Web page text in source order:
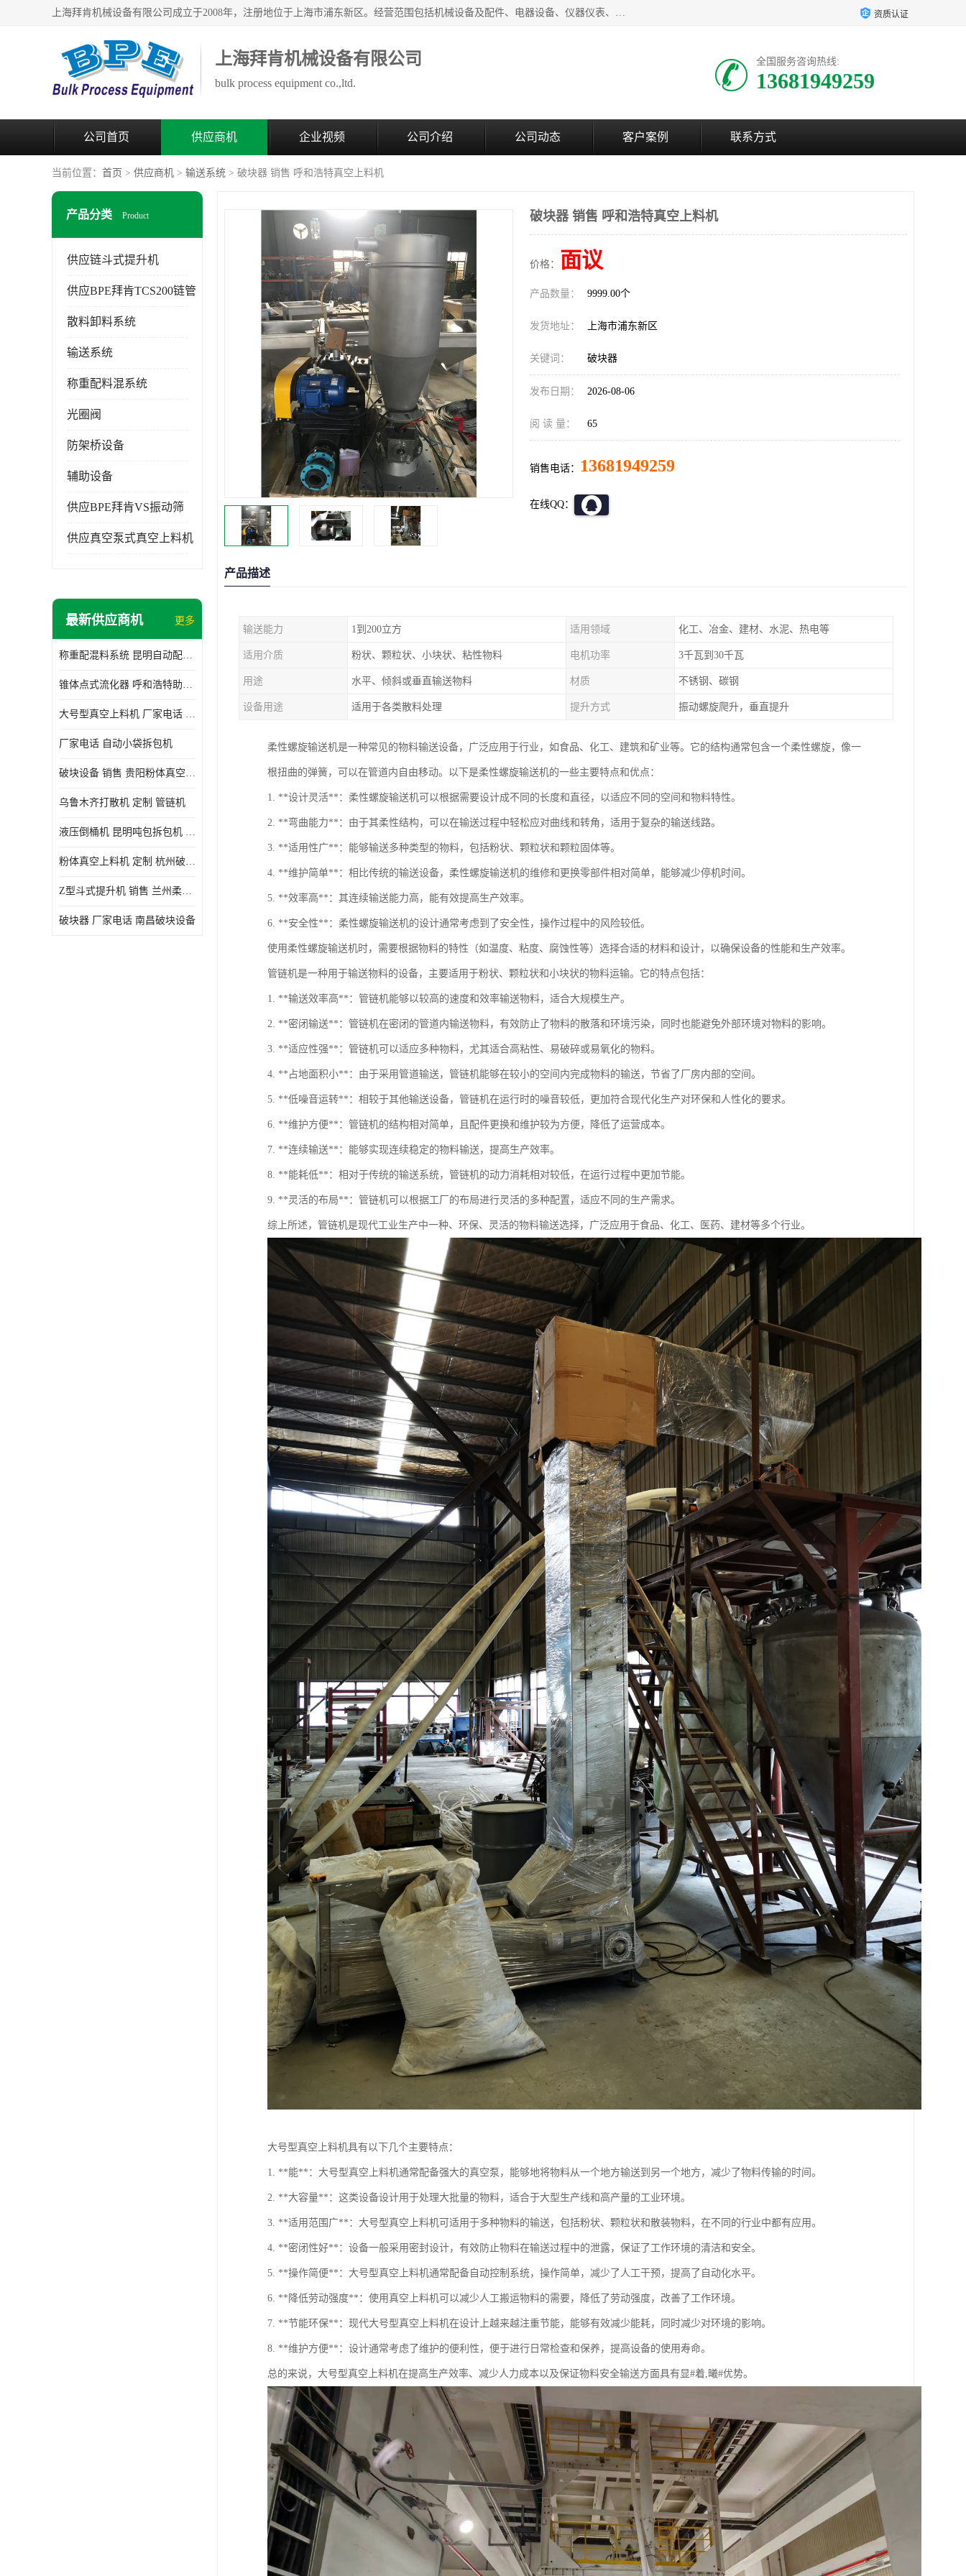
上海拜肯机械设备有限公司成立于2008年，注册地位于上海市浦东新区。经营范围包括机械设备及配件、电器设备、仪器仪表、化工原料及产品、软件及辅助设备，机械设备及配件的制造、加工等；主要产品有：气力输送，小袋倒袋站，吨袋倒袋站，倒桶机，集装箱卸料系统，Z型斗式输送机，螺旋输送机，管链输送机，真空上料机，流化器，配混料系统，软管等。 资质认证
上海拜肯机械设备有限公司
bulk process equipment co.,ltd.
全国服务咨询热线:
13681949259
公司首页 供应商机 企业视频 公司介绍 公司动态 客户案例 联系方式
当前位置： 首页 > 供应商机 > 输送系统 > 破块器 销售 呼和浩特真空上料机
产品分类 Product
供应链斗式提升机
供应BPE拜肯TCS200链管
散料卸料系统
输送系统
称重配料混系统
光圈阀
防架桥设备
辅助设备
供应BPE拜肯VS振动筛
供应真空泵式真空上料机
最新供应商机 更多
称重配混料系统 昆明自动配料系统 厂家电话
锥体点式流化器 呼和浩特助流料斗 厂家
大号型真空上料机 厂家电话 武汉粉体料管链机
厂家电话 自动小袋拆包机
破块设备 销售 贵阳粉体真空上料机
乌鲁木齐打散机 定制 管链机
液压倒桶机 昆明吨包拆包机 定制
粉体真空上料机 定制 杭州破块器
Z型斗式提升机 销售 兰州柔性螺旋输送机
破块器 厂家电话 南昌破块设备
破块器 销售 呼和浩特真空上料机
价格： 面议
产品数量： 9999.00个
发货地址： 上海市浦东新区
关键词： 破块器
发布日期： 2026-08-06
阅 读 量： 65
销售电话： 13681949259
在线QQ：
产品描述
输送能力 1到200立方 适用领域 化工、冶金、建材、水泥、热电等
适用介质 粉状、颗粒状、小块状、粘性物料 电机功率 3千瓦到30千瓦
用途 水平、倾斜或垂直输送物料 材质 不锈钢、碳钢
设备用途 适用于各类散料处理 提升方式 振动螺旋爬升，垂直提升
柔性螺旋输送机是一种常见的物料输送设备，广泛应用于行业，如食品、化工、建筑和矿业等。它的结构通常包含一个柔性螺旋，像一
根扭曲的弹簧，可以在管道内自由移动。以下是柔性螺旋输送机的一些主要特点和优点：
1. **设计灵活**：柔性螺旋输送机可以根据需要设计成不同的长度和直径，以适应不同的空间和物料特性。
2. **弯曲能力**：由于其柔性结构，可以在输送过程中轻松应对曲线和转角，适用于复杂的输送线路。
3. **适用性广**：能够输送多种类型的物料，包括粉状、颗粒状和颗粒固体等。
4. **维护简单**：相比传统的输送设备，柔性螺旋输送机的维修和更换零部件相对简单，能够减少停机时间。
5. **效率高**：其连续输送能力高，能有效提高生产效率。
6. **安全性**：柔性螺旋输送机的设计通常考虑到了安全性，操作过程中的风险较低。
使用柔性螺旋输送机时，需要根据物料的特性（如温度、粘度、腐蚀性等）选择合适的材料和设计，以确保设备的性能和生产效率。
管链机是一种用于输送物料的设备，主要适用于粉状、颗粒状和小块状的物料运输。它的特点包括：
1. **输送效率高**：管链机能够以较高的速度和效率输送物料，适合大规模生产。
2. **密闭输送**：管链机在密闭的管道内输送物料，有效防止了物料的散落和环境污染，同时也能避免外部环境对物料的影响。
3. **适应性强**：管链机可以适应多种物料，尤其适合高粘性、易破碎或易氧化的物料。
4. **占地面积小**：由于采用管道输送，管链机能够在较小的空间内完成物料的输送，节省了厂房内部的空间。
5. **低噪音运转**：相较于其他输送设备，管链机在运行时的噪音较低，更加符合现代化生产对环保和人性化的要求。
6. **维护方便**：管链机的结构相对简单，且配件更换和维护较为方便，降低了运营成本。
7. **连续输送**：能够实现连续稳定的物料输送，提高生产效率。
8. **能耗低**：相对于传统的输送系统，管链机的动力消耗相对较低，在运行过程中更加节能。
9. **灵活的布局**：管链机可以根据工厂的布局进行灵活的多种配置，适应不同的生产需求。
综上所述，管链机是现代工业生产中一种、环保、灵活的物料输送选择，广泛应用于食品、化工、医药、建材等多个行业。
大号型真空上料机具有以下几个主要特点：
1. **能**：大号型真空上料机通常配备强大的真空泵，能够地将物料从一个地方输送到另一个地方，减少了物料传输的时间。
2. **大容量**：这类设备设计用于处理大批量的物料，适合于大型生产线和高产量的工业环境。
3. **适用范围广**：大号型真空上料机可适用于多种物料的输送，包括粉状、颗粒状和散装物料，在不同的行业中都有应用。
4. **密闭性好**：设备一般采用密封设计，有效防止物料在输送过程中的泄露，保证了工作环境的清洁和安全。
5. **操作简便**：大号型真空上料机通常配备自动控制系统，操作简单，减少了人工干预，提高了自动化水平。
6. **降低劳动强度**：使用真空上料机可以减少人工搬运物料的需要，降低了劳动强度，改善了工作环境。
7. **节能环保**：现代大号型真空上料机在设计上越来越注重节能，能够有效减少能耗，同时减少对环境的影响。
8. **维护方便**：设计通常考虑了维护的便利性，便于进行日常检查和保养，提高设备的使用寿命。
总的来说，大号型真空上料机在提高生产效率、减少人力成本以及保证物料安全输送方面具有显#着,曦#优势。